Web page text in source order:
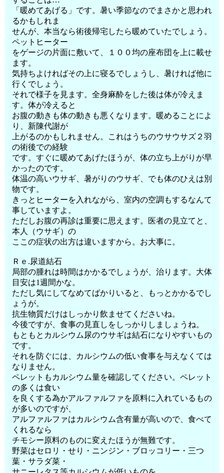
「暖めてあげる」です。暑い季節なのでまさかと思われ
るかもしれま
せんが、本当なら術後帰宅したら暖めていたでしょう。
ペットヒーター
をゲージの片面に敷いて、１００均の座布団を上に載せ
ます。
気持ちよければその上に寝るでしょうし、暑ければ他に
行くでしょう。
それで様子を見ます。全身麻酔をした後は体が冷えま
す。体が冷えると
お腹の動きも体の動きも悪くなります。暖めることによ
り、新陳代謝が
上がるのかもしれません。これはうちのウサウサズ２羽
の術後での経験
です。すぐに暖めてあげたほうが、体の立ち上がりが早
かったのです。
体温の高いウサギ、暑がりのウサギ、でも体のひえは別
物です。
きっとヒーターを入れながら、室内の空調もするなんて
事していますよ。
ただしお腹の再診は重要に思えます。医者の見立てと、
本人（ウサギ）の
ここの症状の出方は違いますから。お大事に。
Ｒｅ.尿道結石
局部の腫れは時間はかかるでしょうが、治ります。大体
目安は1週間かな。
ただし気にしてなめてばかりいると、もっとかかるでし
ょうが。
抗生物質だけはしっかり飲ませてくださいね。
今後ですが、食事の見直しをしっかりしましょうね。
もともとカルシウム尿のウサギは結石になりやすいもの
です。
それを防ぐには、カルシウムの低い食事を与えなくては
なりません。
ペレットもカルシウム量を確認してください。ペレット
の多くは食い
を良くする為かアルファルファを原料に入れているもの
が多いのですが、
アルファルファはカルシウム含有量が高いので、食べて
くれるなら
チモシー原料のものに変えたほうが無難です。
野菜はセロリ・せり・ニンジン・ブロッコリー・三つ
葉・サラダ菜・